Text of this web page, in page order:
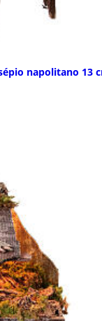
napolitano 13